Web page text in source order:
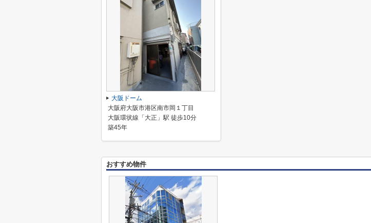
大阪ドーム
大阪府大阪市港区南市岡１丁目
大阪環状線「大正」駅 徒歩10分
築45年
おすすめ物件